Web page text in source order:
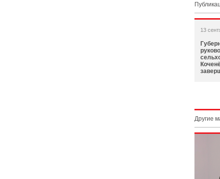
13
Другие